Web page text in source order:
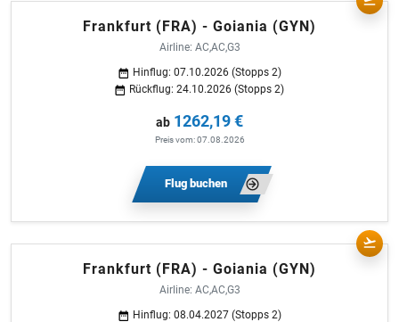
Frankfurt (FRA) - Goiania (GYN)
Airline: AC,AC,G3
Hinflug: 07.10.2026 (Stopps 2)
Rückflug: 24.10.2026 (Stopps 2)
ab 1262,19 €
Preis vom: 07.08.2026
Flug buchen
Frankfurt (FRA) - Goiania (GYN)
Airline: AC,AC,G3
Hinflug: 08.04.2027 (Stopps 2)